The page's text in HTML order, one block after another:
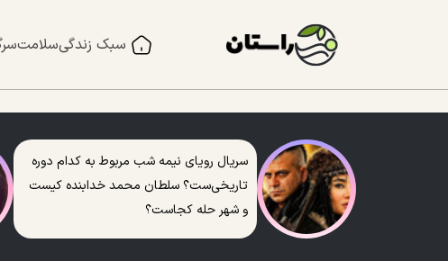
سبک زندگیسلامت
سریال رویای نیمه شب مربوط به کدام دوره
تاریخی‌ست؟ سلطان محمد خدابنده کیست
و شهر حله کجاست؟